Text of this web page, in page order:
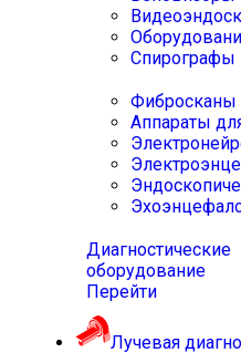
Спирографы
Фибросканы
Аппараты
Диагностические
оборудование
Перейти
Лучевая